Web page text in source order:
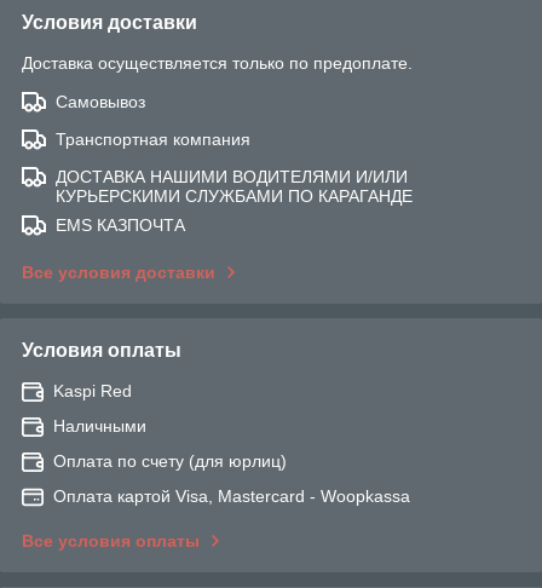
Условия доставки
Доставка осуществляется только по предоплате.
Самовывоз
Транспортная компания
ДОСТАВКА НАШИМИ ВОДИТЕЛЯМИ И/ИЛИ
КУРЬЕРСКИМИ СЛУЖБАМИ ПО КАРАГАНДЕ
EMS КАЗПОЧТА
Все условия доставки
Условия оплаты
Kaspi Red
Наличными
Оплата по счету (для юрлиц)
Оплата картой Visa, Mastercard - Woopkassa
Все условия оплаты